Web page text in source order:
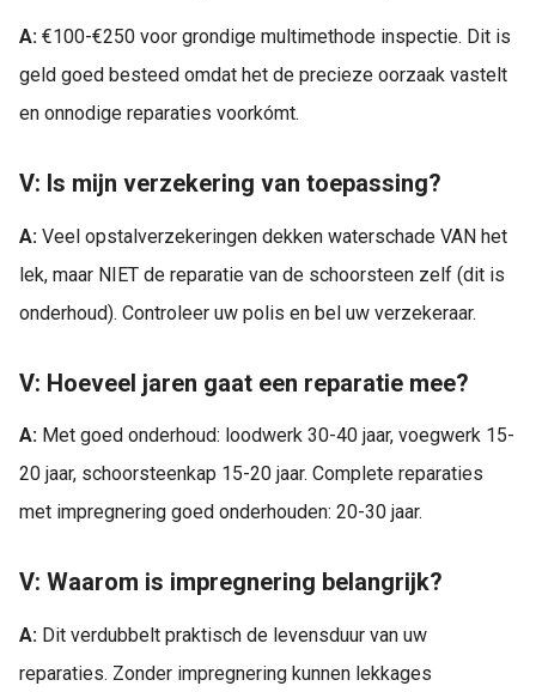
A: €100-€250 voor grondige multimethode inspectie. Dit is
geld goed besteed omdat het de precieze oorzaak vastelt
en onnodige reparaties voorkómt.
V: Is mijn verzekering van toepassing?
A: Veel opstalverzekeringen dekken waterschade VAN het
lek, maar NIET de reparatie van de schoorsteen zelf (dit is
onderhoud). Controleer uw polis en bel uw verzekeraar.
V: Hoeveel jaren gaat een reparatie mee?
A: Met goed onderhoud: loodwerk 30-40 jaar, voegwerk 15-
20 jaar, schoorsteenkap 15-20 jaar. Complete reparaties
met impregnering goed onderhouden: 20-30 jaar.
V: Waarom is impregnering belangrijk?
A: Dit verdubbelt praktisch de levensduur van uw
reparaties. Zonder impregnering kunnen lekkages